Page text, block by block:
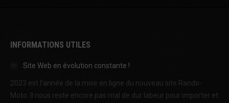
INFORMATIONS UTILES
Site Web en évolution constante !
2023 est l'année de la mise en ligne du nouveau site Rando-
Moto. Il nous reste encore pas mal de dur labeur pour importer et